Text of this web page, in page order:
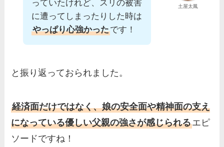
土屋太鳳
っていたけれど、スリの被害
に遭ってしまったりした時は
やっぱり心強かったです！
と振り返っておられました。
経済面だけではなく、娘の安全面や精神面の支え
になっている優しい父親の強さが感じられるエピ
ソードですね！